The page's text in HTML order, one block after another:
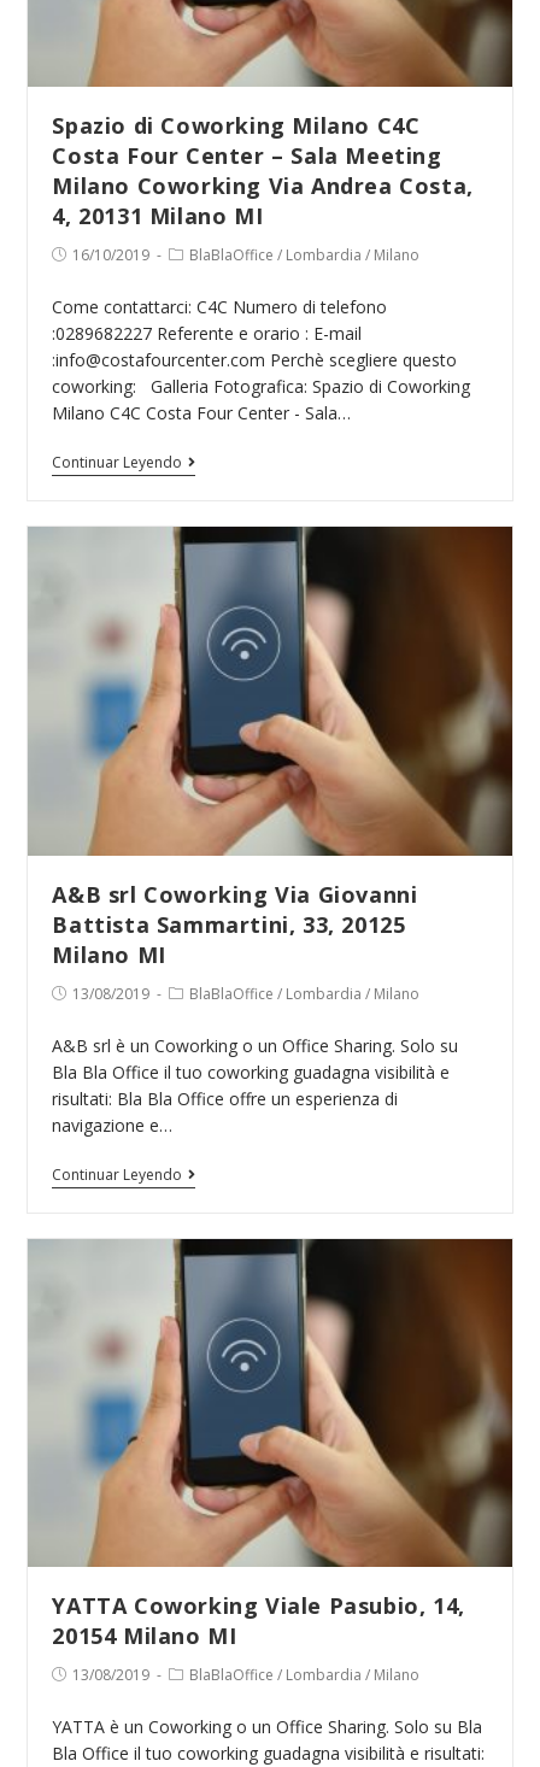
Spazio di Coworking Milano C4C
Costa Four Center – Sala Meeting
Milano Coworking Via Andrea Costa,
4, 20131 Milano MI
Publicación
la
entrada:
16/10/2019
Categoría
entrada:
BlaBlaOffice / Lombardia / Milano
Come contattarci: C4C Numero di telefono
:0289682227 Referente e orario : E-mail
:info@costafourcenter.com Perchè scegliere questo
coworking: Galleria Fotografica: Spazio di Coworking
Milano C4C Costa Four Center - Sala…
Continuar Leyendo
Spazio
Milano
Costa
Four
Center
Milano
Coworking
Via
Andrea
Milano
A&B srl Coworking Via Giovanni
Battista Sammartini, 33, 20125
Milano MI
Publicación
la
entrada:
13/08/2019
Categoría
entrada:
BlaBlaOffice / Lombardia / Milano
A&B srl è un Coworking o un Office Sharing. Solo su
Bla Bla Office il tuo coworking guadagna visibilità e
risultati: Bla Bla Office offre un esperienza di
navigazione e…
Continuar Leyendo
A&B
Via
Battista
Sammartini,
33,
Milano
YATTA Coworking Viale Pasubio, 14,
20154 Milano MI
Publicación
la
entrada:
13/08/2019
Categoría
la
entrada:
BlaBlaOffice / Lombardia / Milano
YATTA è un Coworking o un Office Sharing. Solo su Bla
Bla Office il tuo coworking guadagna visibilità e risultati: